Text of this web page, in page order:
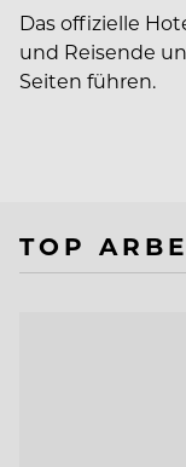
Das offizielle
und Reisende
Seiten führen.
TOP